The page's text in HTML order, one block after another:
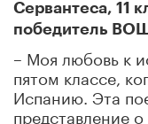
Сервантеса, 11
победитель
– Моя любовь к
пятом классе,
Испанию. Эта
представление